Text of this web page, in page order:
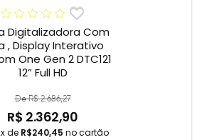
Digitalizadora Com
, Display Interativo
One Gen 2 DTC121
12” Full HD
De R$ 2.686,27
R$ 2.362,90
de R$240,45 no cartão